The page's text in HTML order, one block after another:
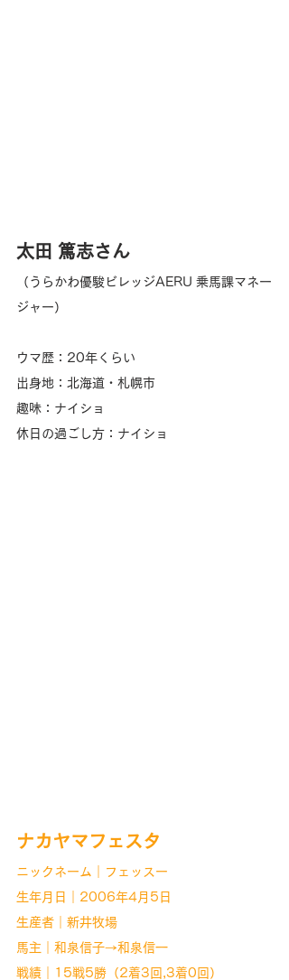
太田 篤志さん
（うらかわ優駿ビレッジAERU 乗馬課マネー
ジャー）
ウマ歴：20年くらい
出身地：北海道・札幌市
趣味：ナイショ
休日の過ごし方：ナイショ
ナカヤマフェスタ
ニックネーム｜フェッスー
生年月日｜2006年4月5日
生産者｜新井牧場
馬主｜和泉信子→和泉信一
戦績｜15戦5勝（2着3回,3着0回）